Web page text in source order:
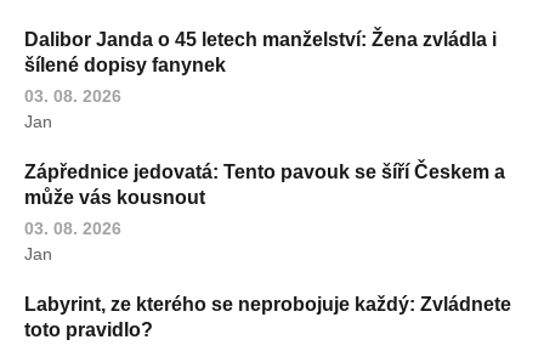
Dalibor Janda o 45 letech manželství: Žena zvládla i
šílené dopisy fanynek
03. 08. 2026
Jan
Zápřednice jedovatá: Tento pavouk se šíří Českem a
může vás kousnout
03. 08. 2026
Jan
Labyrint, ze kterého se neprobojuje každý: Zvládnete
toto pravidlo?